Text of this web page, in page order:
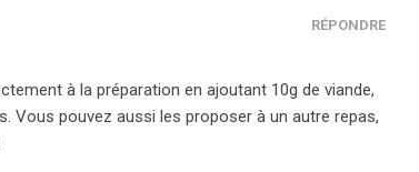
RÉPONDRE
à la préparation en ajoutant 10g de viande,
Vous pouvez aussi les proposer à un autre repas,